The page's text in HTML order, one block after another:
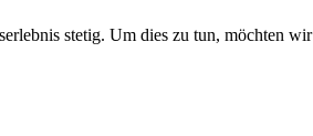
stetig. Um dies zu tun, möchten